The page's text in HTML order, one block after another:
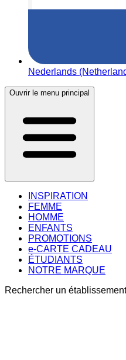
Nederlands
Ouvrir le menu principal
INSPIRATION
FEMME
HOMME
ENFANTS
PROMOTIONS
e-CARTE CADEAU
ÉTUDIANTS
NOTRE MARQUE
Rechercher un établissement